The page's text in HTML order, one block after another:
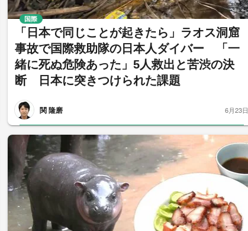
「日本で同じことが起きたら」ラオス洞窟
事故で国際救助隊の日本人ダイバー 「一
緒に死ぬ危険あった」5人救出と苦渋の決
断 日本に突きつけられた課題
関 隆磨
国際
6月23日